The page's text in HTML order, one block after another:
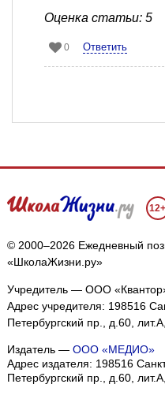
Оценка статьи: 5
0 Ответить
12+
© 2000–2026 Ежедневный
«ШколаЖизни.ру»
Учредитель — ООО
Адрес учредителя: 198516
Петербургский пр., д.60,
Издатель — ООО «МЕДИО»
Адрес издателя: 198516
Петербургский пр., д.60,